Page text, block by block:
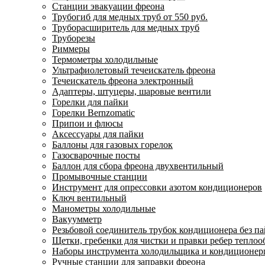
Станции эвакуации фреона
Трубогиб для медных труб от 550 руб.
Труборасширитель для медных труб
Труборезы
Риммеры
Термометры холодильные
Ультрафиолетовый течеискатель фреона
Течеискатель фреона электронный
Адаптеры, штуцеры, шаровые вентили
Горелки для пайки
Горелки Bernzomatic
Припои и флюсы
Аксессуары для пайки
Баллоны для газовых горелок
Газосварочные посты
Баллон для сбора фреона двухвентильный
Промывочные станции
Инструмент для опрессовки азотом кондиционеров
Ключ вентильный
Манометры холодильные
Вакуумметр
Резьбовой соединитель трубок кондиционера без
Щетки, гребенки для чистки и правки ребер
Наборы инструмента холодильщика и
Ручные станции для заправки фреона